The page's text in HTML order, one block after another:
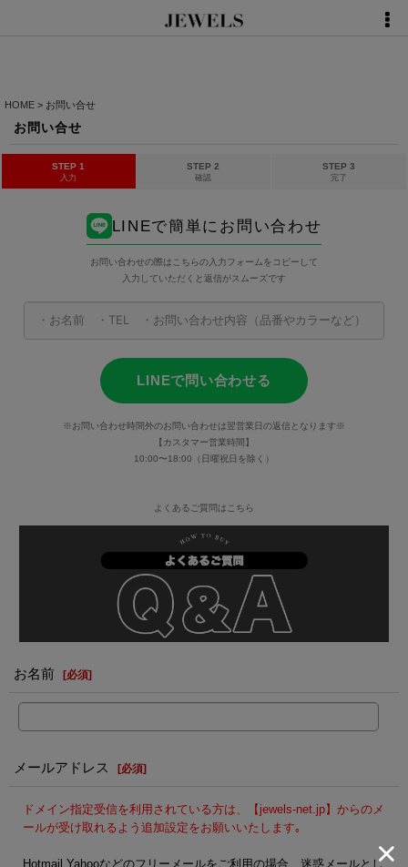
HOME > お問い合せ
お問い合せ
STEP 1
入力
STEP 2
確認
STEP 3
完了
LINEで簡単にお問い合わせ
お問い合わせの際はこちらの入力フォームをコピーして
入力していただくと返信がスムーズです
LINEで問い合わせる
※お問い合わせ時間外のお問い合わせは翌営業日の返信となります※
【カスタマー営業時間】
10:00〜18:00（日曜祝日を除く）
よくあるご質問はこちら
お名前 [必須]
メールアドレス [必須]
ドメイン指定受信を利用されている方は、【jewels-net.jp】からのメ
ールが受け取れるよう追加設定をお願いいたします｡
Hotmail,Yahooなどのフリーメールをご利用の場合、迷惑メールとし